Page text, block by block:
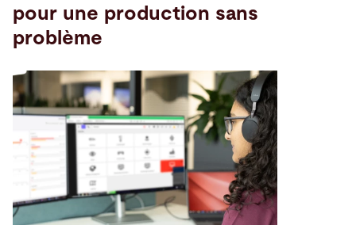
pour une production sans
problème